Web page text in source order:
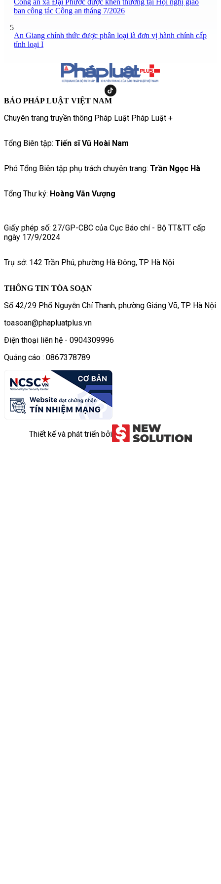
Công an xã Đại Phước được khen thưởng tại Hội nghị giao
ban công tác Công an tháng 7/2026
5
An Giang chính thức được phân loại là đơn vị hành chính cấp
tỉnh loại I
BÁO PHÁP LUẬT VIỆT NAM
Chuyên trang truyền thông Pháp Luật Pháp Luật +
Tổng Biên tập: Tiến sĩ Vũ Hoài Nam
Phó Tổng Biên tập phụ trách chuyên trang: Trần Ngọc Hà
Tổng Thư ký: Hoàng Văn Vượng
Giấy phép số: 27/GP-CBC của Cục Báo chí - Bộ TT&TT cấp
ngày 17/9/2024
Trụ sở: 142 Trần Phú, phường Hà Đông, TP Hà Nội
THÔNG TIN TÒA SOẠN
Số 42/29 Phố Nguyễn Chí Thanh, phường Giảng Võ, TP. Hà Nội
toasoan@phapluatplus.vn
Điện thoại liên hệ - 0904309996
Quảng cáo : 0867378789
Thiết kế và phát triển bởi